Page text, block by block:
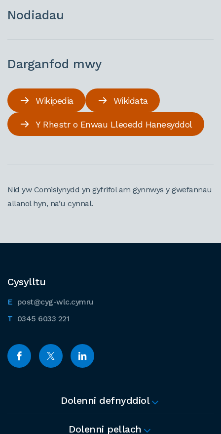
Nodiadau
Darganfod mwy
Wikipedia Wikidata
Y Rhestr o Enwau Lleoedd Hanesyddol
Nid yw Comisiynydd yn gyfrifol am gynnwys y gwefannau
allanol hyn, na’u cynnal.
Cysylltu
post@cyg-wlc.cymru
0345 6033 221
Dolenni defnyddiol
Dolenni pellach